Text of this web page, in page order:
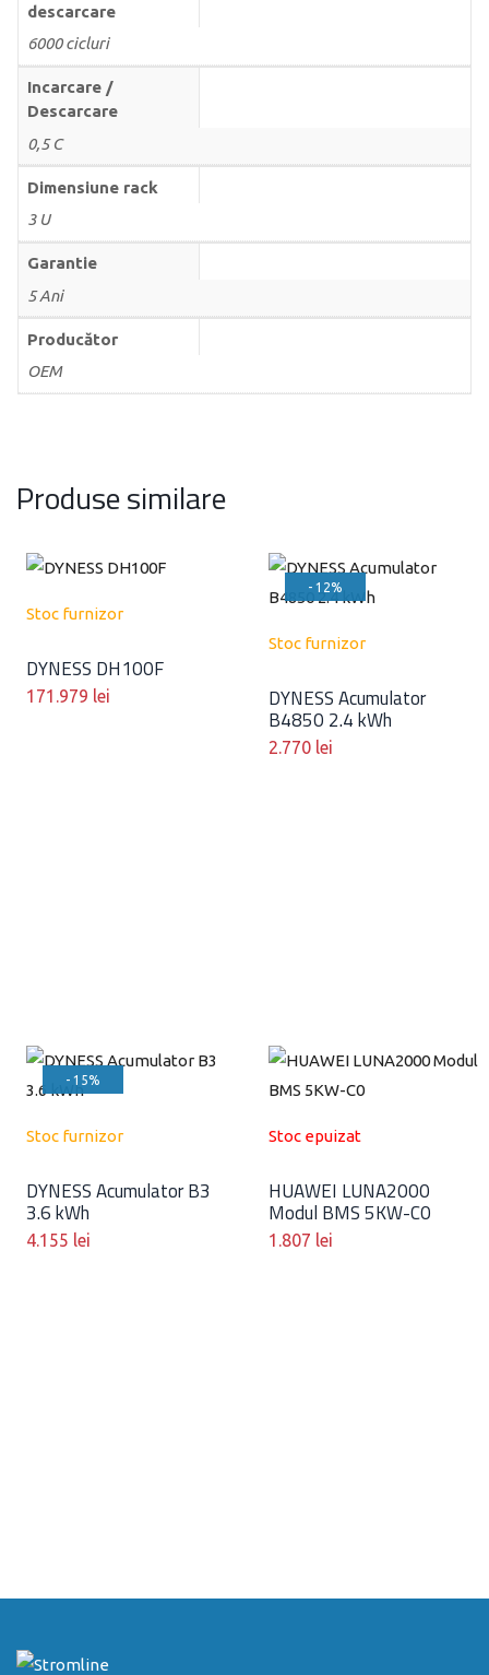
descarcare
6000 cicluri
Incarcare /
Descarcare
0,5 C
Dimensiune rack
3 U
Garantie
5 Ani
Producător
OEM
Produse similare
Stoc furnizor
DYNESS DH100F
171.979 lei
- 12%
Stoc furnizor
DYNESS Acumulator
B4850 2.4 kWh
2.770 lei
- 15%
Stoc furnizor
DYNESS Acumulator B3
3.6 kWh
4.155 lei
Stoc epuizat
HUAWEI LUNA2000
Modul BMS 5KW-C0
1.807 lei